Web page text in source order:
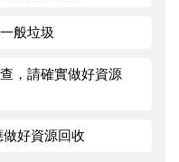
般垃圾
，請確實做好資源
好資源回收